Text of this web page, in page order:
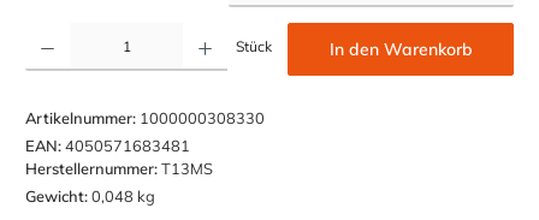
Produkt Anzahl: Gib den gewünschten Wert ein oder benutze die Schaltflächen um die Anzahl
Stück In den Warenkorb
Artikelnummer: 1000000308330
EAN:4050571683481
Herstellernummer:T13MS
Gewicht:0,048 kg